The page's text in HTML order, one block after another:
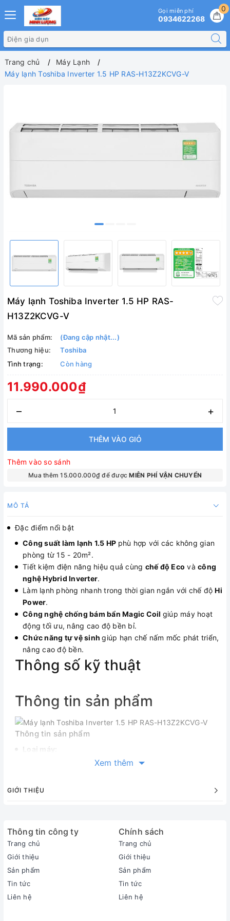
0
Gọi miễn phí
0934622268
Trang chủ
Máy Lạnh
Máy lạnh Toshiba Inverter 1.5 HP RAS-H13Z2KCVG-V
Máy lạnh Toshiba Inverter 1.5 HP RAS-
H13Z2KCVG-V
Mã sản phẩm:
(Đang cập nhật...)
Thương hiệu:
Toshiba
Tình trạng:
Còn hàng
11.990.000₫
– +
THÊM VÀO GIỎ
Thêm vào so sánh
Mua thêm 15.000.000₫ để đượcMIỄN PHÍ VẬN CHUYỂN
MÔ TẢ
Đặc điểm nổi bật
Công suất làm lạnh 1.5 HP phù hợp với các không gian
phòng từ 15 - 20m².
Tiết kiệm điện năng hiệu quả cùng chế độ Eco và công
nghệ Hybrid Inverter.
Làm lạnh phòng nhanh trong thời gian ngắn với chế độHi
Power.
Công nghệ chống bám bẩn Magic Coil giúp máy hoạt
động tối ưu, nâng cao độ bền bỉ.
Chức năng tự vệ sinh giúp hạn chế nấm mốc phát triển,
nâng cao độ bền.
Thông số kỹ thuật
Thông tin sản phẩm
Thông tin sản phẩm
Loại máy:
1 chiều (chỉ làm lạnh)
Có Inverter
Công suất làm lạnh:
Từ 15 - 20m² (từ 40 đến 60m³)
Độ ồn trung bình (được đo trong phòng thí nghiệm):
Dàn lạnh: 32 dB - Dàn nóng: 49 dB
Dòng sản phẩm:
2025
Thái Lan
Xem thêm
GIỚI THIỆU
Thông tin công ty
Trang chủ
Giới thiệu
Sản phẩm
Tin tức
Liên hệ
Chính sách
Trang chủ
Giới thiệu
Sản phẩm
Tin tức
Liên hệ